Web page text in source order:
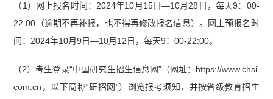
（1）网上报名时间：2024年10月15日—10月28日，每天9：00-
22:00（逾期不再补报，也不得再修改报名信息）。网上预报名时
间：2024年10月9日—10月12日，每天9：00-22:00。
（2）考生登录“中国研究生招生信息网”（网址：https://www.chsi.
com.cn，以下简称“研招网”）浏览报考须知，并按省级教育招生